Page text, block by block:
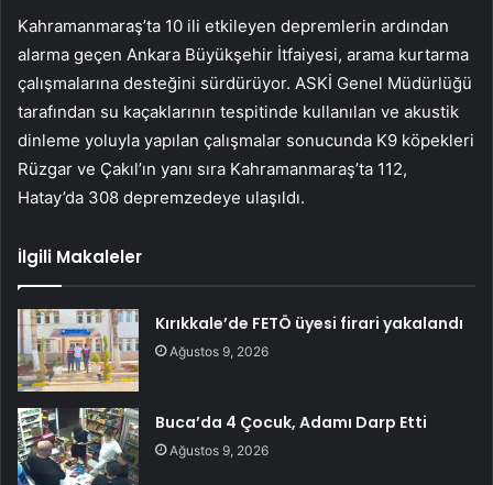
Kahramanmaraş’ta 10 ili etkileyen depremlerin ardından
alarma geçen Ankara Büyükşehir İtfaiyesi, arama kurtarma
çalışmalarına desteğini sürdürüyor. ASKİ Genel Müdürlüğü
tarafından su kaçaklarının tespitinde kullanılan ve akustik
dinleme yoluyla yapılan çalışmalar sonucunda K9 köpekleri
Rüzgar ve Çakıl’ın yanı sıra Kahramanmaraş’ta 112,
Hatay’da 308 depremzedeye ulaşıldı.
İlgili Makaleler
Kırıkkale’de FETÖ üyesi firari yakalandı
Ağustos 9, 2026
Buca’da 4 Çocuk, Adamı Darp Etti
Ağustos 9, 2026